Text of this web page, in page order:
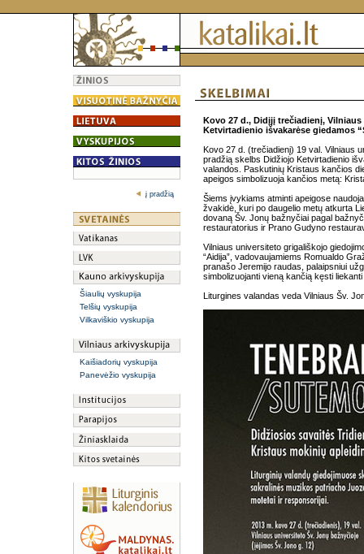
į pradžią
Šiaulių vyskupija
Telšių vyskupija
Vilkaviškio vyskupija
Kaišiadorių vyskupija
Panevėžio vyskupija
Kovo 27 d., Didįjį trečiadienį,
Ketvirtadienio išvakarėse giedamos
Kovo 27 d. (trečiadienį) 19 val. Vilniaus
pradžią skelbs Didžiojo Ketvirtadienio
valandos. Paskutinių Kristaus kančios
apeigos simbolizuoja kančios metą:
Šiems įvykiams atminti apeigose
žvakidė, kuri po daugelio metų atkurta
dovaną Šv. Jonų bažnyčiai pagal
restauratorius ir Prano Gudyno
Vilniaus universiteto grigališkojo
“Aidija”, vadovaujamiems Romualdo
pranašo Jeremijo raudas, palaipsniui
simbolizuojanti vieną kančią kęsti
Liturgines valandas veda Vilniaus Šv.